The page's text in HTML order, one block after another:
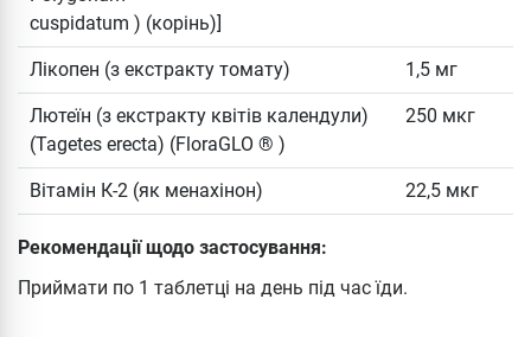
cuspidatum ) (корінь)]
Лікопен (з екстракту томату) 1,5 мг
Лютеїн (з екстракту квітів календули)
(Tagetes erecta) (FloraGLO ® )
250 мкг
Вітамін К-2 (як менахінон) 22,5 мкг
Рекомендації щодо застосування:
Приймати по 1 таблетці на день під час їди.